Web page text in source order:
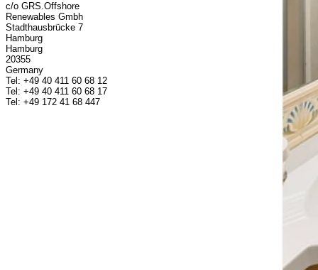
c/o GRS.Offshore
Renewables Gmbh
Stadthausbrücke 7
Hamburg
Hamburg
20355
Germany
Tel: +49 40 411 60 68 12
Tel: +49 40 411 60 68 17
Tel: +49 172 41 68 447